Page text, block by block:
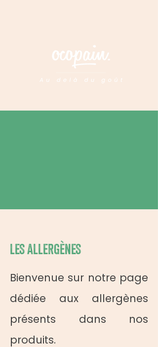
LES ALLERGÈNES
Bienvenue sur notre page
dédiée aux allergènes
présents dans nos
produits.